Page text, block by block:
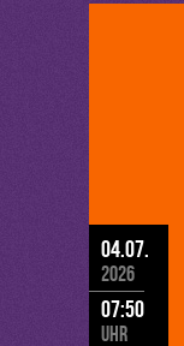
04.07.
2026
07:50
Uhr